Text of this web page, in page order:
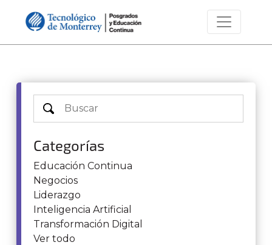
Categorías
Educación Continua
Negocios
Liderazgo
Inteligencia Artificial
Transformación Digital
Ver todo